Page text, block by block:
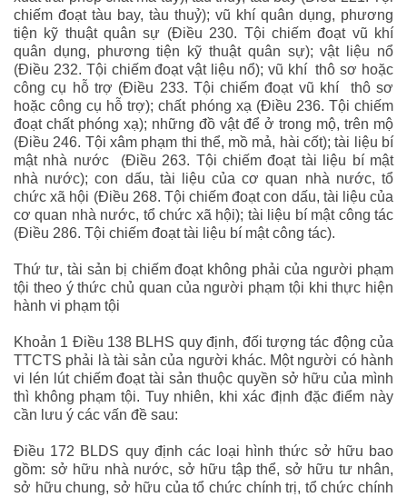
chiếm đoạt tàu bay, tàu thuỷ); vũ khí quân dụng, phương
tiện kỹ thuật quân sự (Điều 230. Tội chiếm đoạt vũ khí
quân dụng, phương tiện kỹ thuật quân sự); vật liệu nổ
(Điều 232. Tội chiếm đoạt vật liệu nổ); vũ khí thô sơ hoặc
công cụ hỗ trợ (Điều 233. Tội chiếm đoạt vũ khí thô sơ
hoặc công cụ hỗ trợ); chất phóng xạ (Điều 236. Tội chiếm
đoạt chất phóng xạ); những đồ vật để ở trong mộ, trên mộ
(Điều 246. Tội xâm phạm thi thể, mồ mả, hài cốt); tài liệu bí
mật nhà nước (Điều 263. Tội chiếm đoạt tài liệu bí mật
nhà nước); con dấu, tài liệu của cơ quan nhà nước, tổ
chức xã hội (Điều 268. Tội chiếm đoạt con dấu, tài liệu của
cơ quan nhà nước, tổ chức xã hội); tài liệu bí mật công tác
(Điều 286. Tội chiếm đoạt tài liệu bí mật công tác).
Thứ tư, tài sản bị chiếm đoạt không phải của người phạm
tội theo ý thức chủ quan của người phạm tội khi thực hiện
hành vi phạm tội
Khoản 1 Điều 138 BLHS quy định, đối tượng tác động của
TTCTS phải là tài sản của người khác. Một người có hành
vi lén lút chiếm đoạt tài sản thuộc quyền sở hữu của mình
thì không phạm tội. Tuy nhiên, khi xác định đặc điểm này
cần lưu ý các vấn đề sau:
Điều 172 BLDS quy định các loại hình thức sở hữu bao
gồm: sở hữu nhà nước, sở hữu tập thể, sở hữu tư nhân,
sở hữu chung, sở hữu của tổ chức chính trị, tổ chức chính